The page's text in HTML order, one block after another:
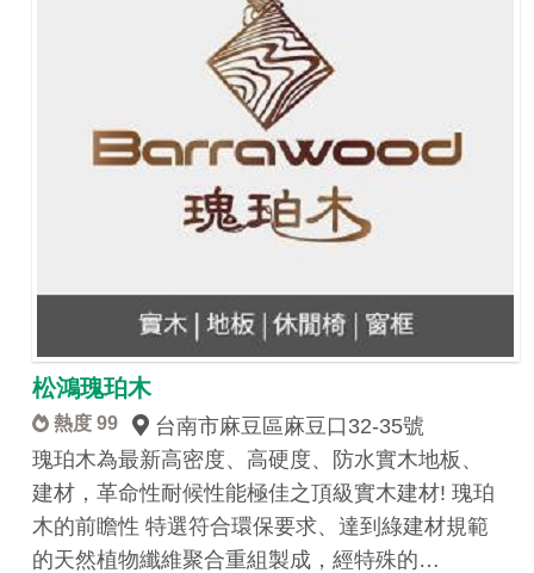
松鴻瑰珀木
熱度 99
台南市麻豆區麻豆口32-35號
瑰珀木為最新高密度、高硬度、防水實木地板、
建材，革命性耐候性能極佳之頂級實木建材! 瑰珀
木的前瞻性 特選符合環保要求、達到綠建材規範
的天然植物纖維聚合重組製成，經特殊的…